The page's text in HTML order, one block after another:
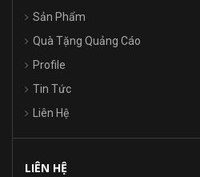
Sản Phẩm
Quà Tặng Quảng Cáo
Profile
Tin Tức
Liên Hệ
LIÊN HỆ